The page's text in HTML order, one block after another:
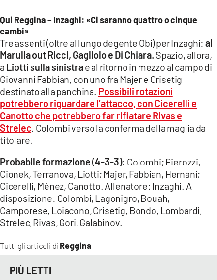
Tutti gli articoli di Reggina
Qui Reggina – Inzaghi: «Ci saranno quattro o cinque
cambi»
Tre assenti (oltre al lungo degente Obi) per Inzaghi: al
Marulla out Ricci, Gagliolo e Di Chiara. Spazio, allora,
a Liotti sulla sinistrae al ritorno in mezzo al campo di
Giovanni Fabbian, con uno fra Majer e Crisetig
destinato alla panchina. Possibili rotazioni
potrebbero riguardare l’attacco, con Cicerelli e
Canotto che potrebbero far rifiatare Rivas e
Strelec . Colombi verso la conferma della maglia da
titolare.
Probabile formazione (4-3-3): Colombi; Pierozzi,
Cionek, Terranova, Liotti; Majer, Fabbian, Hernani;
Cicerelli, Ménez, Canotto. Allenatore: Inzaghi. A
disposizione: Colombi, Lagonigro, Bouah,
Camporese, Loiacono, Crisetig, Bondo, Lombardi,
Strelec, Rivas, Gori, Galabinov.
PIÙ LETTI